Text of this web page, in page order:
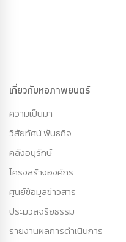
เกี่ยวกับหอภาพยนตร์
ความเป็นมา
วิสัยทัศน์ พันธกิจ
คลังอนุรักษ์
โครงสร้างองค์กร
ศูนย์ข้อมูลข่าวสาร
ประมวลจริยธรรม
รายงานผลการดำเนินการ